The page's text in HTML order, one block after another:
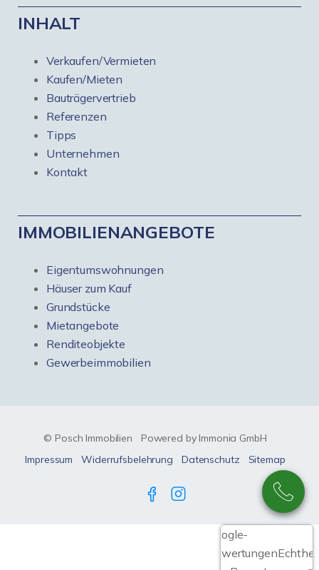
INHALT
Verkaufen/Vermieten
Kaufen/Mieten
Bauträgervertrieb
Referenzen
Tipps
Unternehmen
Kontakt
IMMOBILIENANGEBOTE
Eigentumswohnungen
Häuser zum Kauf
Grundstücke
Mietangebote
Renditeobjekte
Gewerbeimmobilien
© Posch Immobilien
Powered by Immonia GmbH
Impressum
Widerrufsbelehrung Datenschutz Sitemap
Google-
Bewertungen